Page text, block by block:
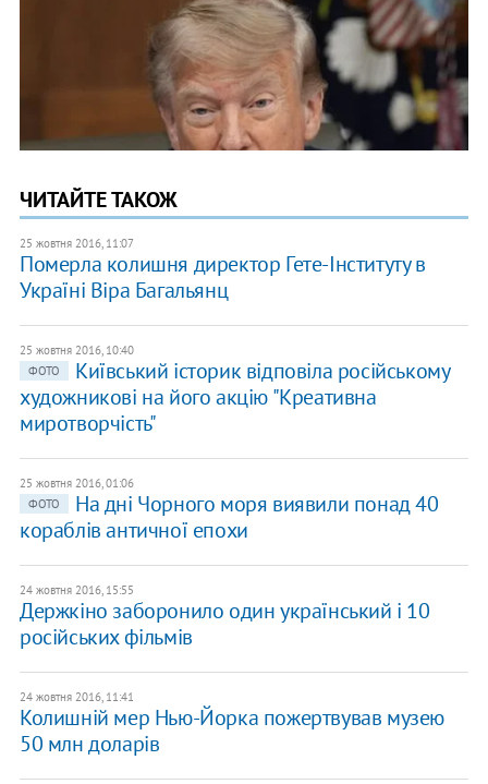
ЧИТАЙТЕ ТАКОЖ
25 жовтня 2016, 11:07
Померла колишня директор Гете-Інституту в
Україні Віра Багальянц
25 жовтня 2016, 10:40
ФОТО
Київський історик відповіла російському
художникові на його акцію "Креативна
миротворчість"
25 жовтня 2016, 01:06
ФОТО
На дні Чорного моря виявили понад 40
кораблів античної епохи
24 жовтня 2016, 15:55
Держкіно заборонило один український і 10
російських фільмів
24 жовтня 2016, 11:41
Колишній мер Нью-Йорка пожертвував музею
50 млн доларів